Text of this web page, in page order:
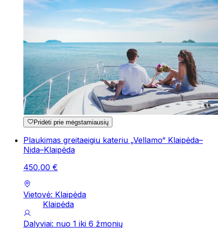
Pridėti prie mėgstamiausių
Plaukimas greitaeigiu kateriu „Vellamo“ Klaipėda–
Nida–Klaipėda
450,00 €
Vietovė: Klaipėda
Klaipėda
Dalyviai: nuo 1 iki 6 žmonių